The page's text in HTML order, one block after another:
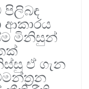
පිලිබඳ
ආකාරය
මිනිසුන්
ඒ ගැන